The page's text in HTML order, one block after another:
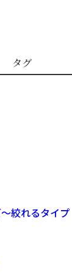
タグ
絞れるタイプ